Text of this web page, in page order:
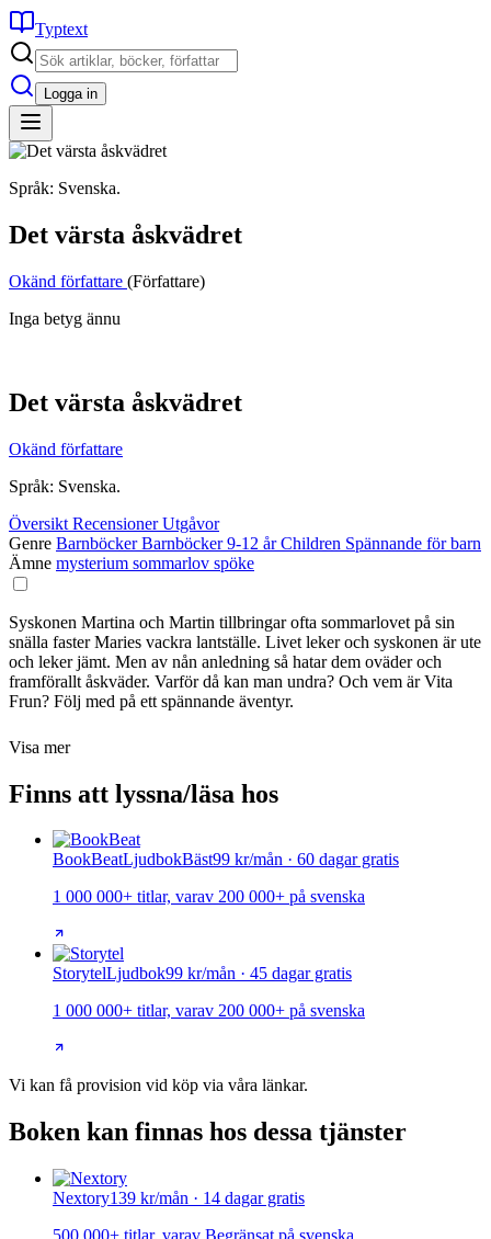
Typtext
Logga in
Språk: Svenska.
Det värsta åskvädret
Okänd författare (Författare)
Inga betyg ännu
Det värsta åskvädret
Okänd författare
Språk: Svenska.
Översikt RecensionerUtgåvor
Genre BarnböckerBarnböcker 9-12 årChildren Spännande för barn
Ämne mysterium sommarlov spöke
Syskonen Martina och Martin tillbringar ofta sommarlovet på sin
snälla faster Maries vackra lantställe. Livet leker och syskonen är ute
och leker jämt. Men av nån anledning så hatar dem oväder och
framförallt åskväder. Varför då kan man undra? Och vem är Vita
Frun? Följ med på ett spännande äventyr.
Visa mer
Finns att lyssna/läsa hos
BookBeatLjudbokBäst99 kr/mån · 60 dagar gratis
1 000 000+ titlar, varav 200 000+ på svenska
StorytelLjudbok99 kr/mån · 45 dagar gratis
1 000 000+ titlar, varav 200 000+ på svenska
Vi kan få provision vid köp via våra länkar.
Boken kan finnas hos dessa tjänster
Nextory139 kr/mån · 14 dagar gratis